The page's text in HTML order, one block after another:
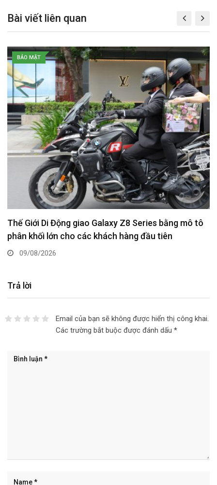
Bài viết liên quan
BẢO MẬT
Thế Giới Di Động giao Galaxy Z8 Series bằng mô tô
phân khối lớn cho các khách hàng đầu tiên
09/08/2026
Trả lời
Email của bạn sẽ không được hiển thị công khai.
Các trường bắt buộc được đánh dấu *